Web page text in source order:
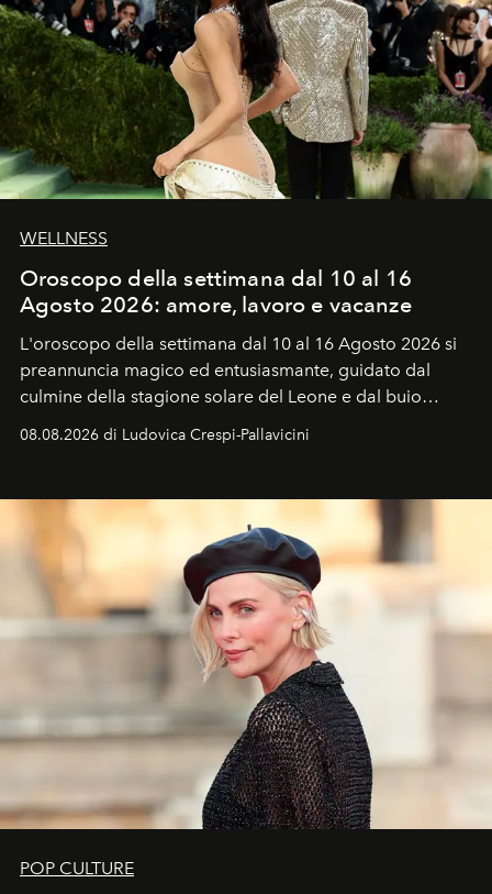
WELLNESS
Oroscopo della settimana dal 10 al 16
Agosto 2026: amore, lavoro e vacanze
L'oroscopo della settimana dal 10 al 16 Agosto 2026 si
preannuncia magico ed entusiasmante, guidato dal
culmine della stagione solare del Leone e dal buio
favorevole della Luna nuova in Leone del 12 agosto,
ideale per la notte delle Perseidi.
08.08.2026 di Ludovica Crespi-Pallavicini
POP CULTURE